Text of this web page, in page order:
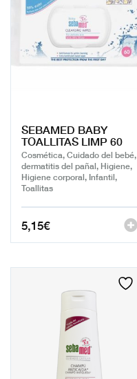
SEBAMED BABY
TOALLITAS LIMP 60
Cosmética, Cuidado del bebé,
dermatitis del pañal, Higiene,
Higiene corporal, Infantil,
Toallitas
5,15€